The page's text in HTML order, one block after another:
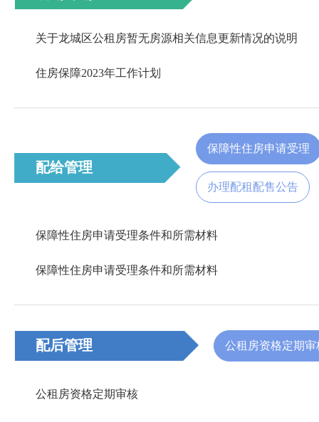
关于龙城区公租房暂无房源相关信息更新情况的说明
住房保障2023年工作计划
配给管理
保障性住房申请受理
办理配租配售公告
保障性住房申请受理条件和所需材料
保障性住房申请受理条件和所需材料
配后管理 公租房资格定期审
公租房资格定期审核